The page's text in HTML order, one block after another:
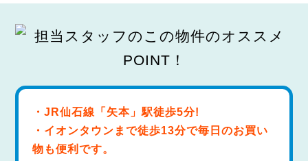
・JR仙石線「矢本」駅徒歩5分!
・イオンタウンまで徒歩13分で毎日のお買い
物も便利です。